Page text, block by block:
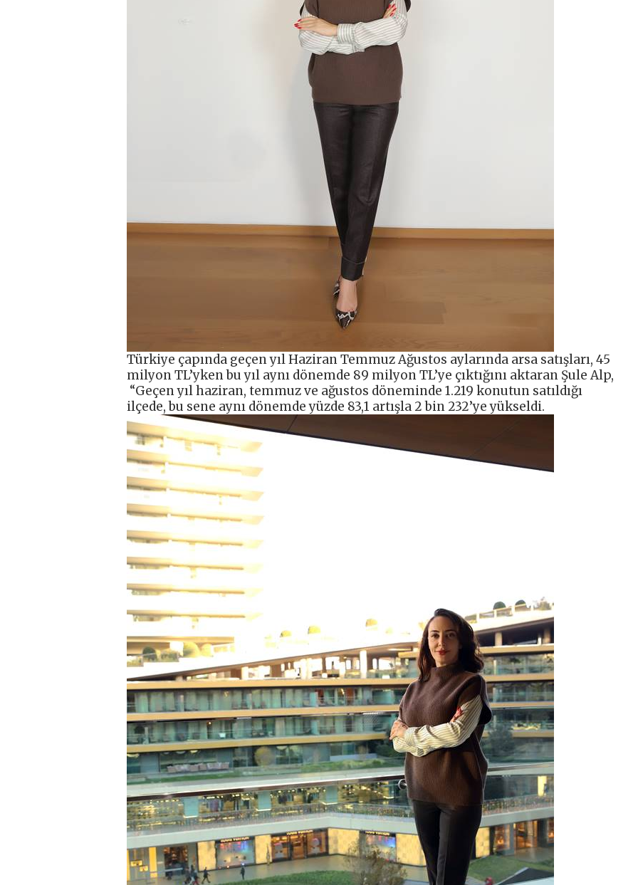
Türkiye çapında geçen yıl Haziran Temmuz Ağustos aylarında arsa satışları, 45
milyon TL’yken bu yıl aynı dönemde 89 milyon TL’ye çıktığını aktaran Şule Alp,
“Geçen yıl haziran, temmuz ve ağustos döneminde 1.219 konutun satıldığı
ilçede, bu sene aynı dönemde yüzde 83,1 artışla 2 bin 232’ye yükseldi.